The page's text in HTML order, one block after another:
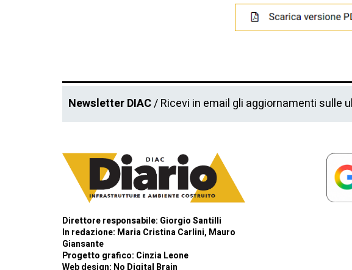
Newsletter DIAC/ Ricevi in email gli aggiornamenti sulle
Direttore responsabile: Giorgio Santilli
In redazione: Maria Cristina Carlini, Mauro
Giansante
Progetto grafico: Cinzia Leone